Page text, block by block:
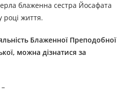
блаженна сестра Йосафата
році життя.
Блаженної Преподобної
, можна дізнатися за